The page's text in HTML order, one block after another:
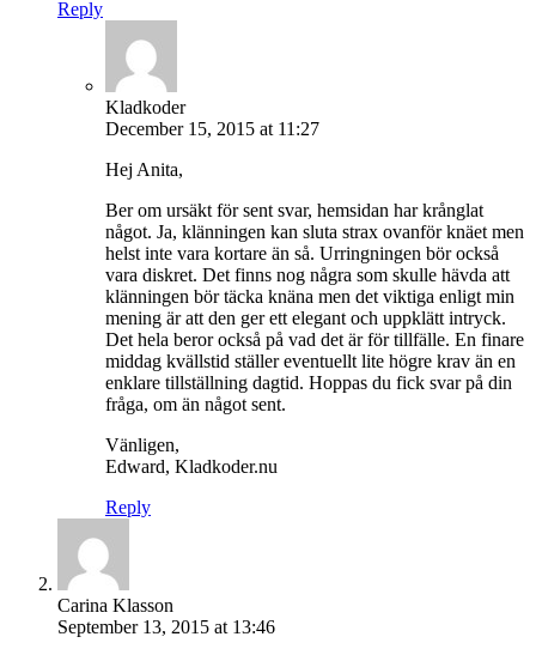
Reply
Kladkoder
December 15, 2015 at 11:27
Hej Anita,
Ber om ursäkt för sent svar, hemsidan har krånglat
något. Ja, klänningen kan sluta strax ovanför knäet men
helst inte vara kortare än så. Urringningen bör också
vara diskret. Det finns nog några som skulle hävda att
klänningen bör täcka knäna men det viktiga enligt min
mening är att den ger ett elegant och uppklätt intryck.
Det hela beror också på vad det är för tillfälle. En finare
middag kvällstid ställer eventuellt lite högre krav än en
enklare tillställning dagtid. Hoppas du fick svar på din
fråga, om än något sent.
Vänligen,
Edward, Kladkoder.nu
Reply
Carina Klasson
September 13, 2015 at 13:46